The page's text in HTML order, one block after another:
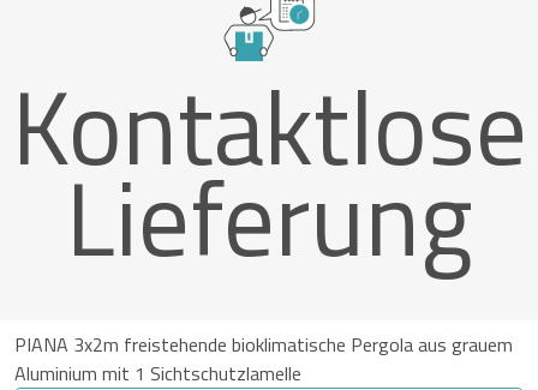
Kontaktlose
Lieferung
PIANA 3x2m freistehende bioklimatische Pergola aus grauem
Aluminium mit 1 Sichtschutzlamelle